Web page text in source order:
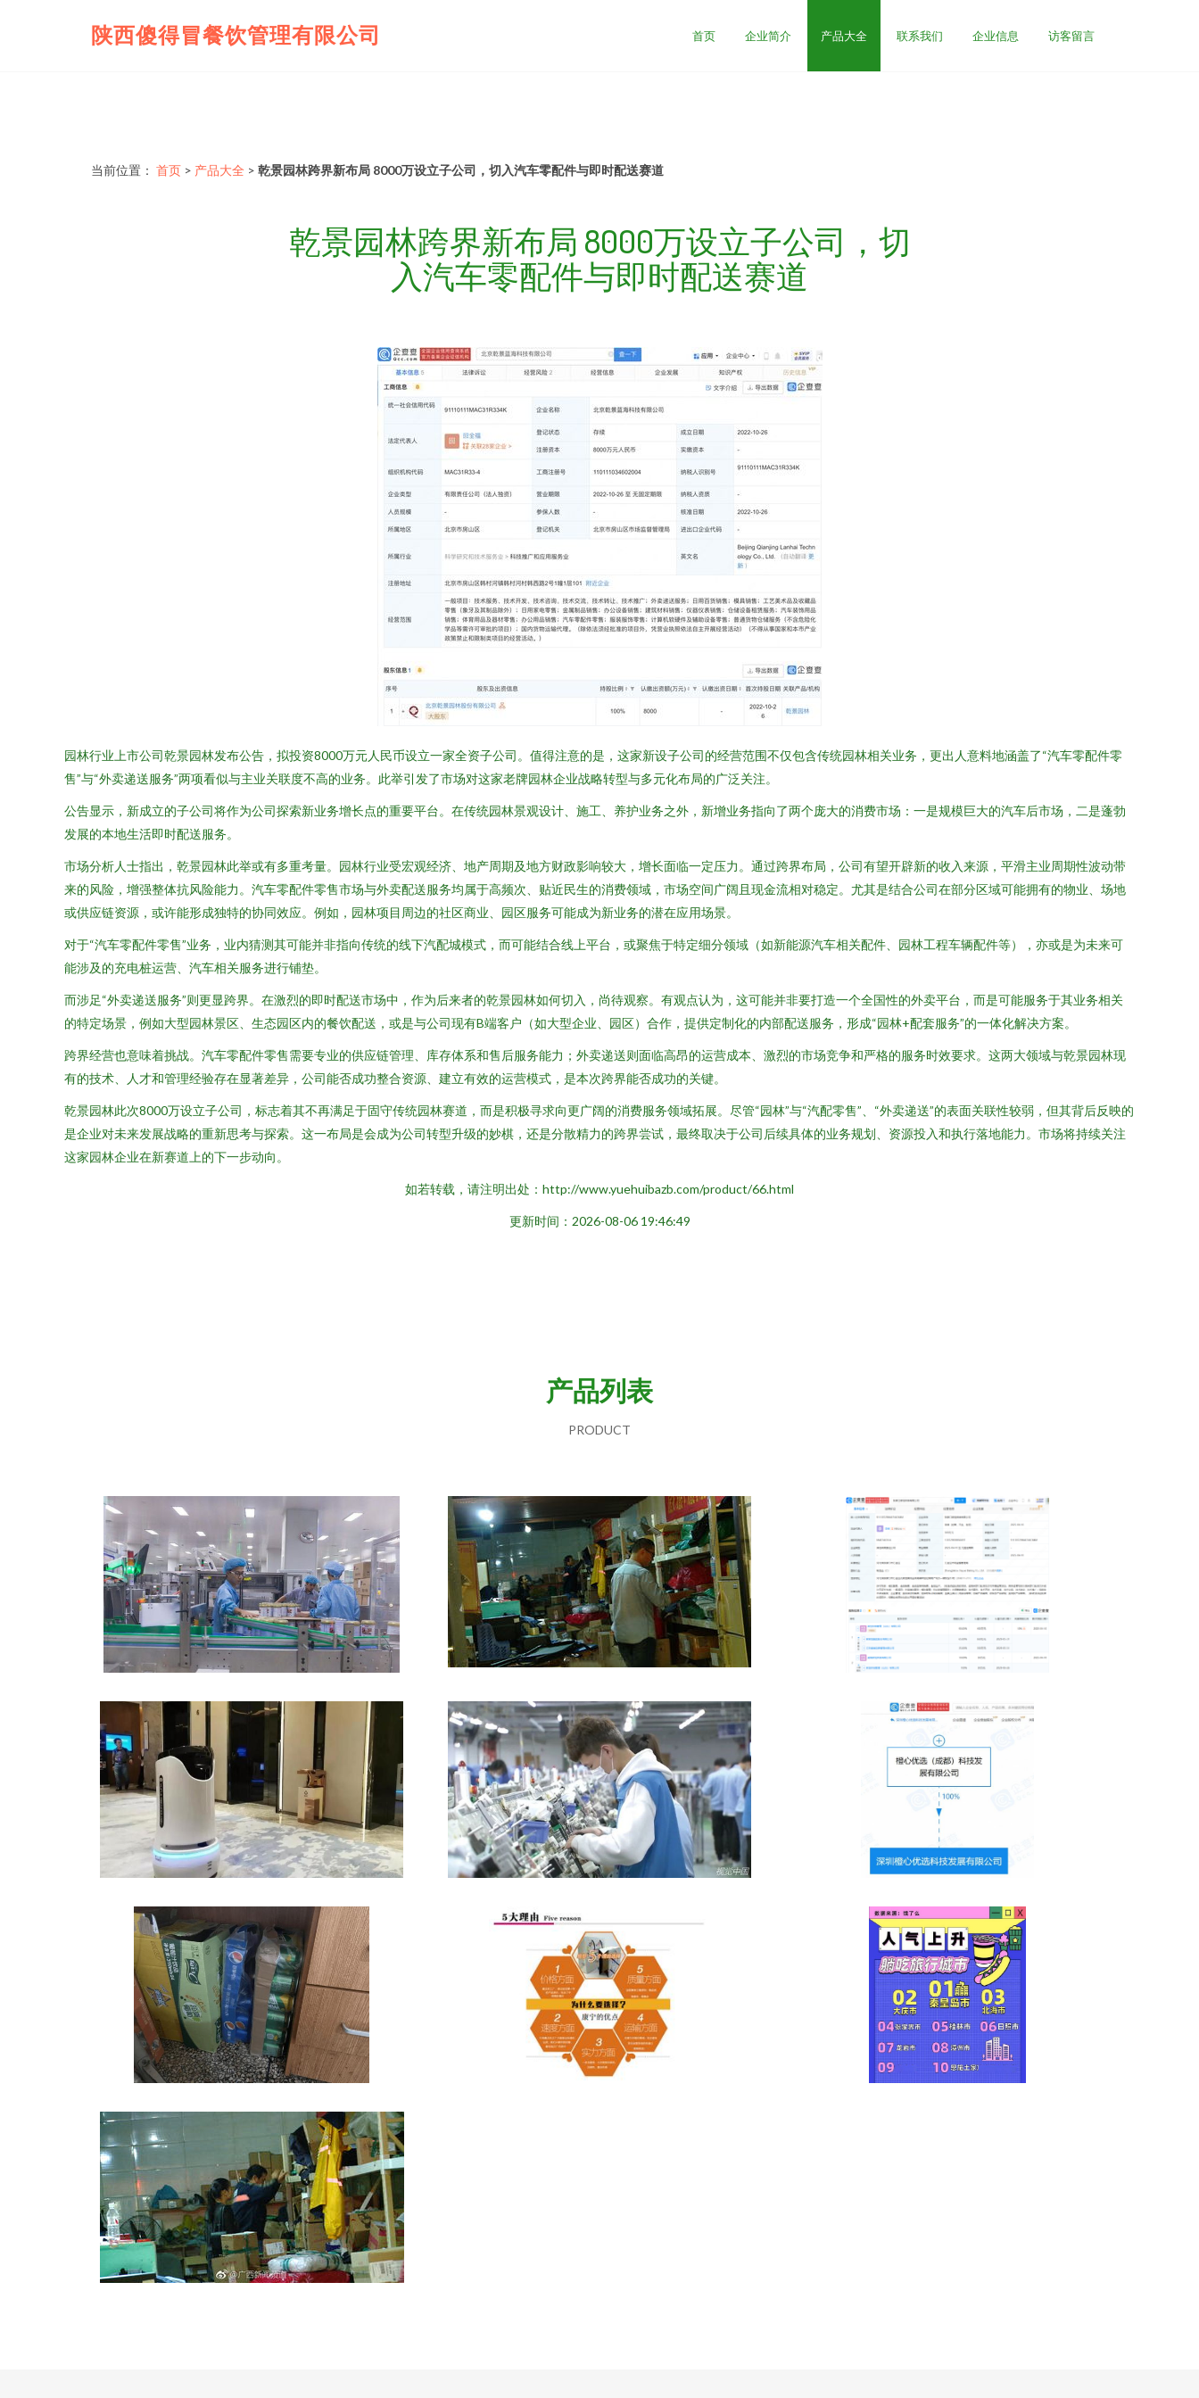
陕西傻得冒餐饮管理有限公司 首页 企业简介 产品大全 联系我们 企业信息 访客留言
当前位置： 首页 > 产品大全 > 乾景园林跨界新布局 8000万设立子公司，切入汽车零配件与即时配送赛道
乾景园林跨界新布局 8000万设立子公司，切
入汽车零配件与即时配送赛道
园林行业上市公司乾景园林发布公告，拟投资8000万元人民币设立一家全资子公司。值得注意的是，这家新设子公司的经营范围不仅包含传统园林相关业务，更出人意料地涵盖了“汽车零配件零
售”与“外卖递送服务”两项看似与主业关联度不高的业务。此举引发了市场对这家老牌园林企业战略转型与多元化布局的广泛关注。
公告显示，新成立的子公司将作为公司探索新业务增长点的重要平台。在传统园林景观设计、施工、养护业务之外，新增业务指向了两个庞大的消费市场：一是规模巨大的汽车后市场，二是蓬勃
发展的本地生活即时配送服务。
市场分析人士指出，乾景园林此举或有多重考量。园林行业受宏观经济、地产周期及地方财政影响较大，增长面临一定压力。通过跨界布局，公司有望开辟新的收入来源，平滑主业周期性波动带
来的风险，增强整体抗风险能力。汽车零配件零售市场与外卖配送服务均属于高频次、贴近民生的消费领域，市场空间广阔且现金流相对稳定。尤其是结合公司在部分区域可能拥有的物业、场地
或供应链资源，或许能形成独特的协同效应。例如，园林项目周边的社区商业、园区服务可能成为新业务的潜在应用场景。
对于“汽车零配件零售”业务，业内猜测其可能并非指向传统的线下汽配城模式，而可能结合线上平台，或聚焦于特定细分领域（如新能源汽车相关配件、园林工程车辆配件等），亦或是为未来可
能涉及的充电桩运营、汽车相关服务进行铺垫。
而涉足“外卖递送服务”则更显跨界。在激烈的即时配送市场中，作为后来者的乾景园林如何切入，尚待观察。有观点认为，这可能并非要打造一个全国性的外卖平台，而是可能服务于其业务相关
的特定场景，例如大型园林景区、生态园区内的餐饮配送，或是与公司现有B端客户（如大型企业、园区）合作，提供定制化的内部配送服务，形成“园林+配套服务”的一体化解决方案。
跨界经营也意味着挑战。汽车零配件零售需要专业的供应链管理、库存体系和售后服务能力；外卖递送则面临高昂的运营成本、激烈的市场竞争和严格的服务时效要求。这两大领域与乾景园林现
有的技术、人才和管理经验存在显著差异，公司能否成功整合资源、建立有效的运营模式，是本次跨界能否成功的关键。
乾景园林此次8000万设立子公司，标志着其不再满足于固守传统园林赛道，而是积极寻求向更广阔的消费服务领域拓展。尽管“园林”与“汽配零售”、“外卖递送”的表面关联性较弱，但其背后反映的
是企业对未来发展战略的重新思考与探索。这一布局是会成为公司转型升级的妙棋，还是分散精力的跨界尝试，最终取决于公司后续具体的业务规划、资源投入和执行落地能力。市场将持续关注
这家园林企业在新赛道上的下一步动向。
如若转载，请注明出处：http://www.yuehuibazb.com/product/66.html
更新时间：2026-08-06 19:46:49
产品列表
PRODUCT